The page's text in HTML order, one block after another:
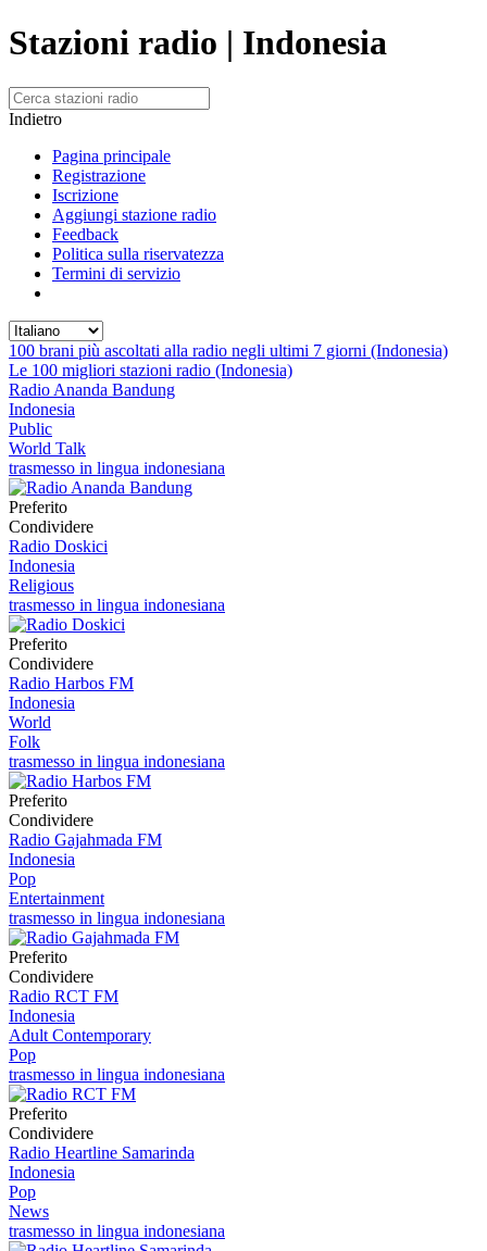
Stazioni radio | Indonesia
Indietro
Pagina principale
Registrazione
Iscrizione
Aggiungi stazione radio
Feedback
Politica sulla riservatezza
Termini di servizio
100 brani più ascoltati alla radio negli ultimi 7 giorni (Indonesia)
Le 100 migliori stazioni radio (Indonesia)
Radio Ananda Bandung
Indonesia
Public
World Talk
trasmesso in lingua indonesiana
Preferito
Condividere
Radio Doskici
Indonesia
Religious
trasmesso in lingua indonesiana
Preferito
Condividere
Radio Harbos FM
Indonesia
World
Folk
trasmesso in lingua indonesiana
Preferito
Condividere
Radio Gajahmada FM
Indonesia
Pop
Entertainment
trasmesso in lingua indonesiana
Preferito
Condividere
Radio RCT FM
Indonesia
Adult Contemporary
Pop
trasmesso in lingua indonesiana
Preferito
Condividere
Radio Heartline Samarinda
Indonesia
Pop
News
trasmesso in lingua indonesiana